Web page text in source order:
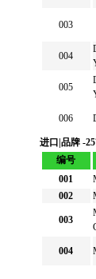
003
004
005
006
进口|品牌 -
编号
001
002
003
004